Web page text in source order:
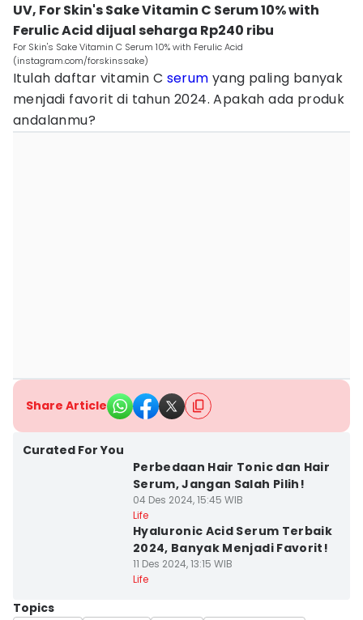
UV, For Skin's Sake Vitamin C Serum 10% with
Ferulic Acid dijual seharga Rp240 ribu
For Skin's Sake Vitamin C Serum 10% with Ferulic Acid
(instagram.com/forskinssake)
Itulah daftar vitamin C serum yang paling banyak
menjadi favorit di tahun 2024. Apakah ada produk
andalanmu?
Share Article
Curated For You
Perbedaan Hair Tonic dan Hair
Serum, Jangan Salah Pilih!
04 Des 2024, 15:45 WIB
Life
Hyaluronic Acid Serum Terbaik
2024, Banyak Menjadi Favorit!
11 Des 2024, 13:15 WIB
Life
Topics